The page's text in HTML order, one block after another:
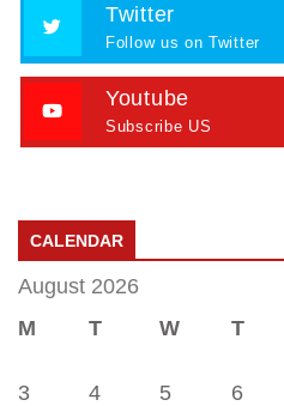
Twitter
Follow us on Twitter
Youtube
Subscribe US
CALENDAR
August 2026
M
T W T
3
4 5 6